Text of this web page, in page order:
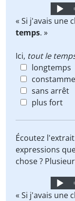
Audio
Player
« Si j'avais une
temps. »
Ici, tout le
longtemps
sans arrêt
plus fort
Écoutez
expressions
chose ?
Audio
Player
« Si j'avais une